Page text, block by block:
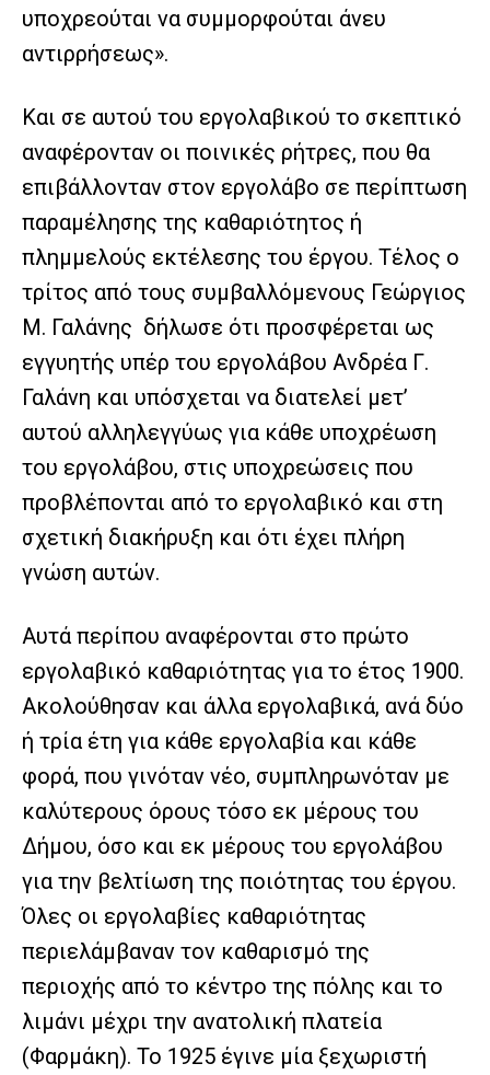
υποχρεούται να συμμορφούται άνευ
αντιρρήσεως».
Και σε αυτού του εργολαβικού το σκεπτικό
αναφέρονταν οι ποινικές ρήτρες, που θα
επιβάλλονταν στον εργολάβο σε περίπτωση
παραμέλησης της καθαριότητος ή
πλημμελούς εκτέλεσης του έργου. Τέλος ο
τρίτος από τους συμβαλλόμενους Γεώργιος
Μ. Γαλάνης δήλωσε ότι προσφέρεται ως
εγγυητής υπέρ του εργολάβου Ανδρέα Γ.
Γαλάνη και υπόσχεται να διατελεί μετ’
αυτού αλληλεγγύως για κάθε υποχρέωση
του εργολάβου, στις υποχρεώσεις που
προβλέπονται από το εργολαβικό και στη
σχετική διακήρυξη και ότι έχει πλήρη
γνώση αυτών.
Αυτά περίπου αναφέρονται στο πρώτο
εργολαβικό καθαριότητας για το έτος 1900.
Ακολούθησαν και άλλα εργολαβικά, ανά δύο
ή τρία έτη για κάθε εργολαβία και κάθε
φορά, που γινόταν νέο, συμπληρωνόταν με
καλύτερους όρους τόσο εκ μέρους του
Δήμου, όσο και εκ μέρους του εργολάβου
για την βελτίωση της ποιότητας του έργου.
Όλες οι εργολαβίες καθαριότητας
περιελάμβαναν τον καθαρισμό της
περιοχής από το κέντρο της πόλης και το
λιμάνι μέχρι την ανατολική πλατεία
(Φαρμάκη). Το 1925 έγινε μία ξεχωριστή